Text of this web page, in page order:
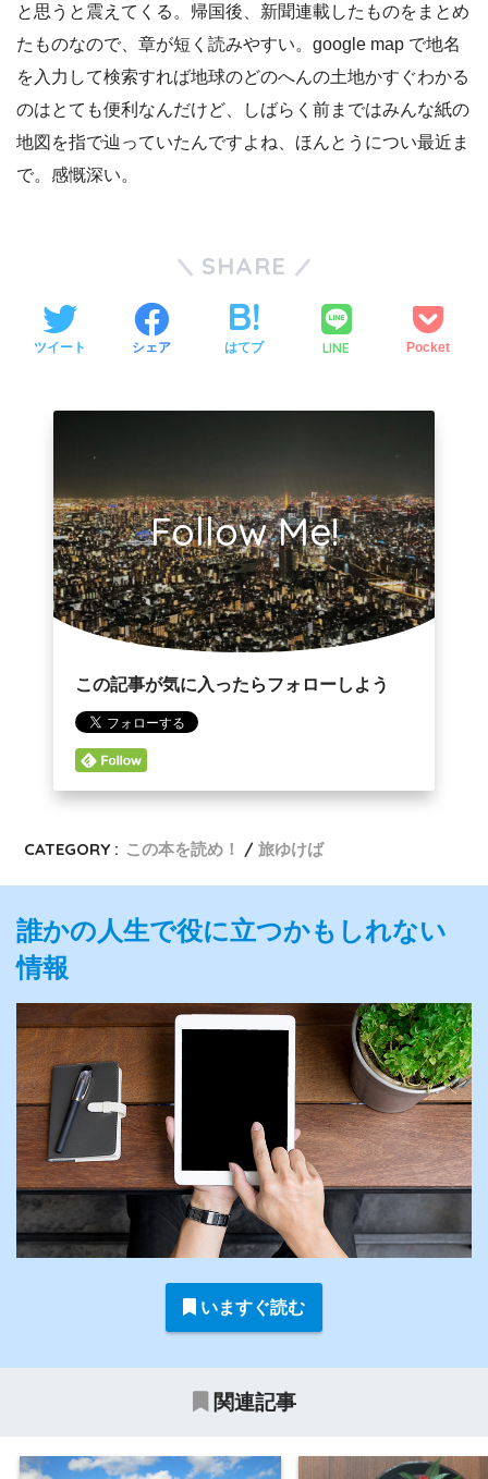
と思うと震えてくる。帰国後、新聞連載したものをまとめ
たものなので、章が短く読みやすい。google map で地名
を入力して検索すれば地球のどのへんの土地かすぐわかる
のはとても便利なんだけど、しばらく前まではみんな紙の
地図を指で辿っていたんですよね、ほんとうについ最近ま
で。感慨深い。
SHARE
ツイート シェア はてブ LINE Pocket
Follow Me!
この記事が気に入ったらフォローしよう
CATEGORY : この本を読め！ 旅ゆけば
誰かの人生で役に立つかもしれない
情報
いますぐ読む
関連記事